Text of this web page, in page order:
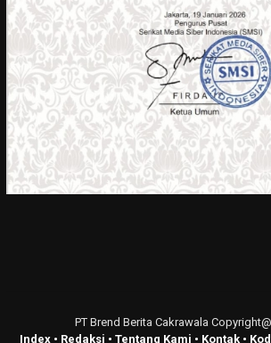
PT Brend Berita Cakrawala
Index • Redaksi • Tentang Kami • Kontak •